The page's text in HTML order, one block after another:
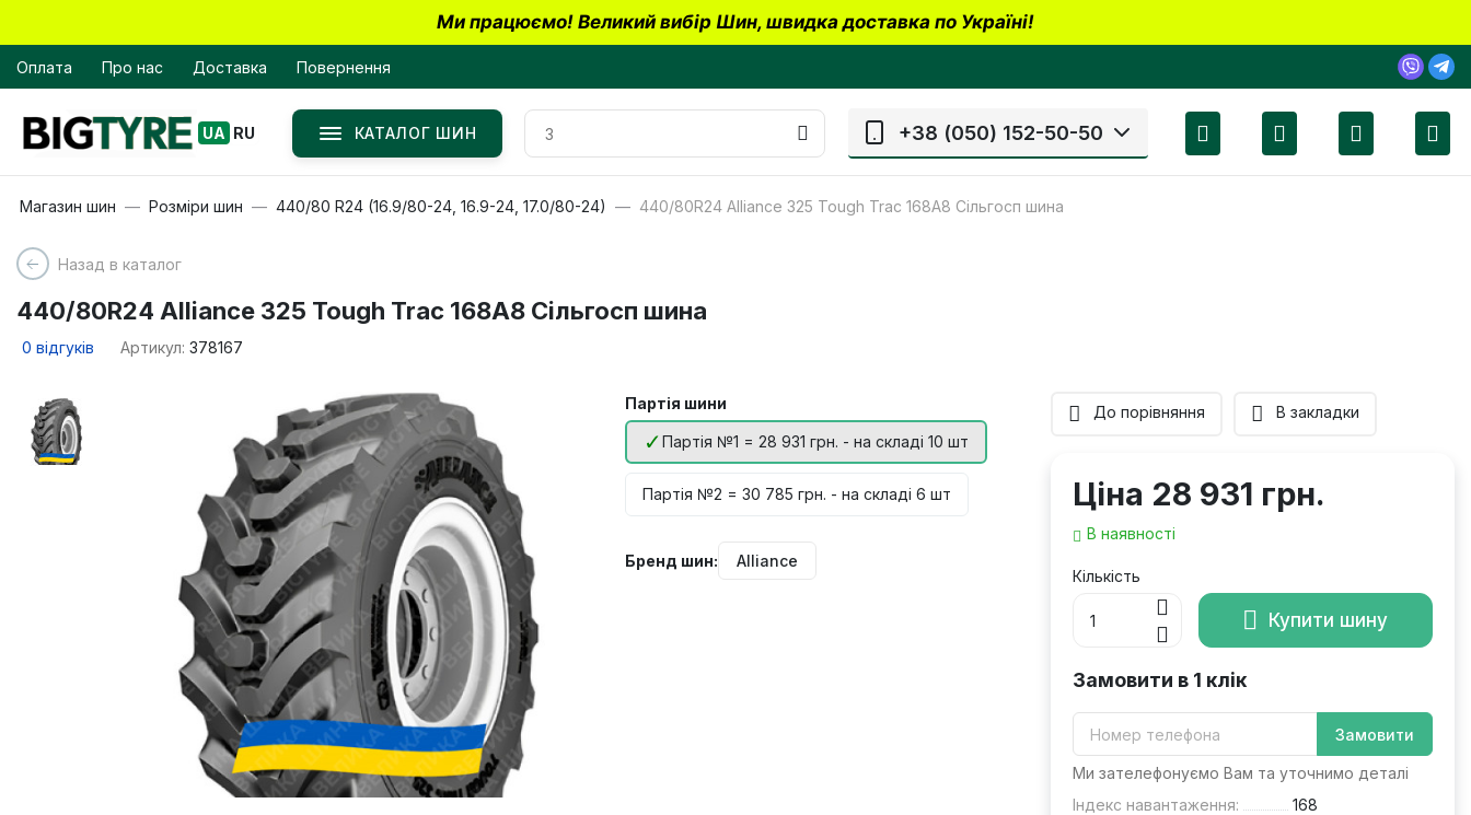
Ми працюємо! Великий вибір Шин, швидка доставка по Україні!
Оплата Про нас Доставка Повернення
UA RU КАТАЛОГ ШИН +38 (050) 152-50-50
Магазин шин Розміри шин 440/80 R24 (16.9/80-24, 16.9-24, 17.0/80-24) 440/80R24 Alliance 325 Tough Trac 168A8 Сільгосп шина
Назад в каталог
440/80R24 Alliance 325 Tough Trac 168A8 Сільгосп шина
0 відгуків Артикул: 378167
Партія шини
Партія №1 = 28 931 грн. - на складі 10 шт
Партія №2 = 30 785 грн. - на складі 6 шт
Бренд шин: Alliance
До порівняння В закладки
Ціна 28 931 грн.
В наявності
Кількість
Купити шину
Замовити в 1 клік
Замовити
Ми зателефонуємо Вам та уточнимо деталі
Індекс навантаження:
168